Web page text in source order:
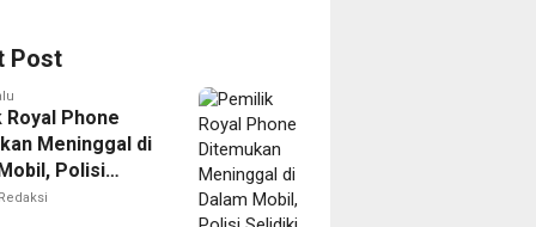
Post
Royal Phone
Meninggal di
Polisi
Redaksi